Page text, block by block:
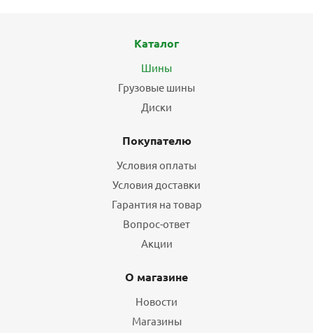
Каталог
Шины
Грузовые шины
Диски
Покупателю
Условия оплаты
Условия доставки
Гарантия на товар
Вопрос-ответ
Акции
О магазине
Новости
Магазины